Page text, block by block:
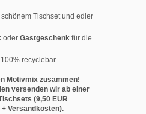
Tischset und edler
oder Gastgeschenk für die
recyclebar.
Motivmix zusammen!
versenden wir ab einer
(9,50 EUR
Versandkosten).